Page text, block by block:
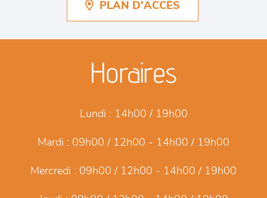
PLAN D'ACCÈS
Horaires
Lundi : 14h00 / 19h00
Mardi : 09h00 / 12h00 - 14h00 / 19h00
Mercredi : 09h00 / 12h00 - 14h00 / 19h00